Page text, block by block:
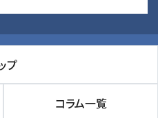
プ
コラム一覧